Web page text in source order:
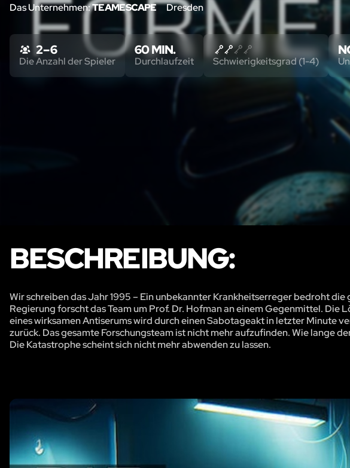
Das Unternehmen:TEAMESCAPE Dresden
2 – 6
Die Anzahl der Spieler
60 MIN.
Durchlaufzeit Schwierigkeitsgrad (1-4)
BESCHREIBUNG:
Wir schreiben das Jahr 1995 – Ein unbekannter Krankheitserreger bedroht
Regierung forscht das Team um Prof. Dr. Hofman an einem Gegenmittel. Die
eines wirksamen Antiserums wird durch einen Sabotageakt in letzter Minute
zurück. Das gesamte Forschungsteam ist nicht mehr aufzufinden. Wie lange
Die Katastrophe scheint sich nicht mehr abwenden zu lassen.